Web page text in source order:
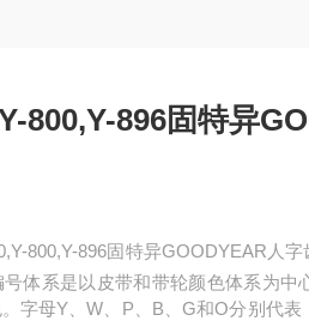
800,Y-896固特异
800,Y-896固特异GOODYEAR人
体系是以皮带和带轮颜色体系为中
字母Y、W、P、B、G和O分别代表